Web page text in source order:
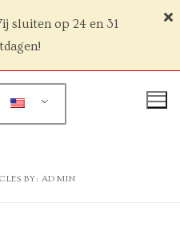
sluiten op 24 en 31
BY: ADMIN